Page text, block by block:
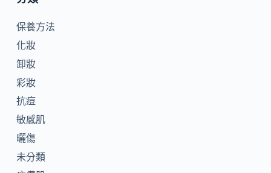
保養方法
化妝
卸妝
彩妝
抗痘
敏感肌
曬傷
未分類